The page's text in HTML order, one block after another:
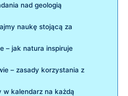
nad geologią
naukę stojącą za
– jak natura inspiruje
– zasady korzystania z
w kalendarz na każdą